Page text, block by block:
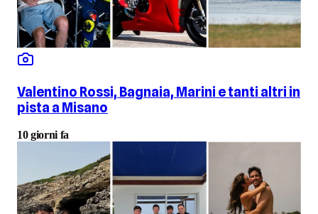
Valentino Rossi, Bagnaia, Marini e tanti altri in
pista a Misano
10 giorni fa